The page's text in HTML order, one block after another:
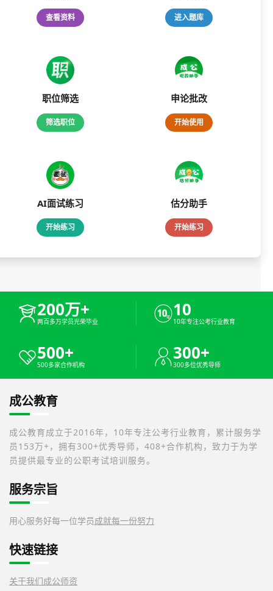
查看资料 进入题库
职位筛选
筛选职位
申论批改
开始使用
AI面试练习
开始练习
估分助手
开始练习
200万+
两百多万学员光荣毕业
10
10年专注公考行业教育
500+
500多家合作机构
300+
300多位优秀导师
成公教育
成公教育成立于2016年，10年专注公考行业教育，累计服务学
员153万+，拥有300+优秀导师，408+合作机构，致力于为学
员提供最专业的公职考试培训服务。
服务宗旨
用心服务好每一位学员成就每一份努力
快速链接
关于我们成公师资